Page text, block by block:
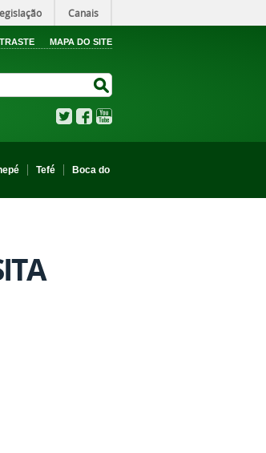
Canais
MAPA DO SITE
TwitterFacebook
Tefé
Boca do